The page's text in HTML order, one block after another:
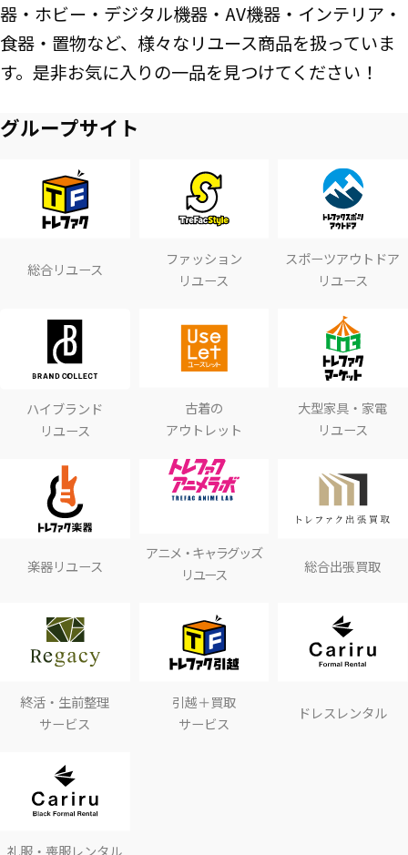
器・ホビー・デジタル機器・AV機器・インテリア・
食器・置物など、様々なリユース商品を扱っていま
す。是非お気に入りの一品を見つけてください！
グループサイト
総合リユース
ファッション
リユース
スポーツアウトドア
リユース
ハイブランド
リユース
古着の
アウトレット
大型家具・家電
リユース
楽器リユース
アニメ・キャラグッズ
リユース
総合出張買取
終活・生前整理
サービス
引越＋買取
サービス
ドレスレンタル
礼服・喪服レンタル